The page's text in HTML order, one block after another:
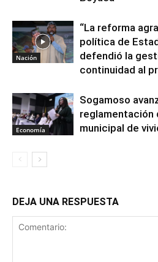
Nación
“La reforma
política de
defendió la
continuidad al
Economía
Sogamoso
reglamentación
municipal de
DEJA UNA RESPUESTA